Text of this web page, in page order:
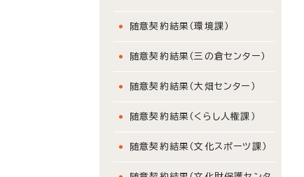
随意契約結果（環境課）
随意契約結果（三の倉センター）
随意契約結果（大畑センター）
随意契約結果（くらし人権課）
随意契約結果（文化スポーツ課）